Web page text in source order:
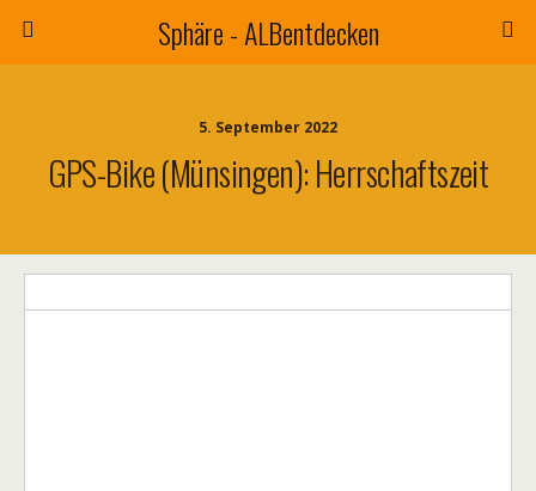
Sphäre - ALBentdecken
5. September 2022
GPS-Bike (Münsingen): Herrschaftszeit